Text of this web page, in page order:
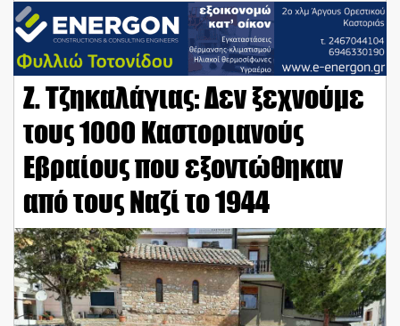
Ζ. Τζηκαλάγιας: Δεν ξεχνούμε
τους 1000 Καστοριανούς
Εβραίους που εξοντώθηκαν
από τους Ναζί το 1944